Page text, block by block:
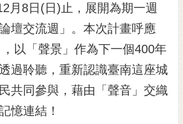
月8日(日)止，展開為期一週
壇交流週」。本次計畫呼應
，以「聲景」作為下一個400年
過聆聽，重新認識臺南這座城
共同參與，藉由「聲音」交織
憶連結！